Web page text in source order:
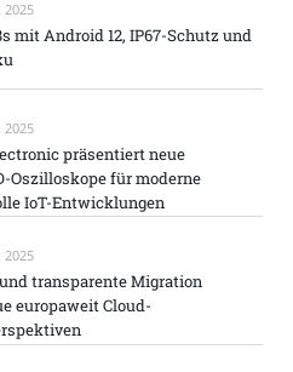
2025
mit Android 12, IP67-Schutz und
2025
präsentiert neue
Oszilloskope für moderne
IoT-Entwicklungen
2025
transparente Migration
europaweit Cloud-